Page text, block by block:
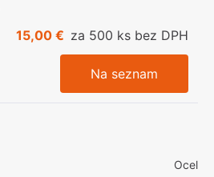
15,00 € za 500 ks bez DPH
Na seznam
Ocel